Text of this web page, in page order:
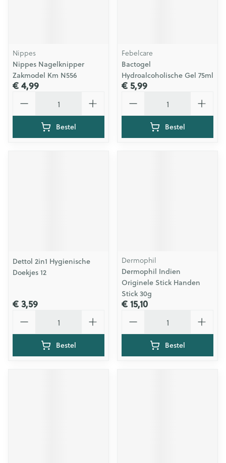
Nippes
Nippes Nagelknipper
Zakmodel Km N556
€ 4,99
Bestel
Febelcare
Bactogel
Hydroalcoholische Gel 75ml
€ 5,99
Bestel
Dettol 2in1 Hygienische
Doekjes 12
€ 3,59
Bestel
Dermophil
Dermophil Indien
Originele Stick Handen
Stick 30g
€ 15,10
Bestel